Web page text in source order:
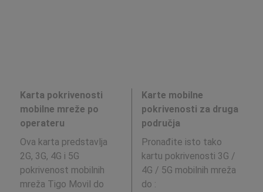
Karta pokrivenosti
mobilne mreže po
operateru
Ova karta predstavlja
2G, 3G, 4G i 5G
pokrivenost mobilnih
mreža Tigo Movil do
Karte mobilne
pokrivenosti za druga
područja
Pronađite isto tako
kartu pokrivenosti 3G /
4G / 5G mobilnih mreža
do :